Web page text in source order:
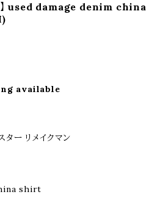
used damage denim china
available
ー リメイクマン
shirt